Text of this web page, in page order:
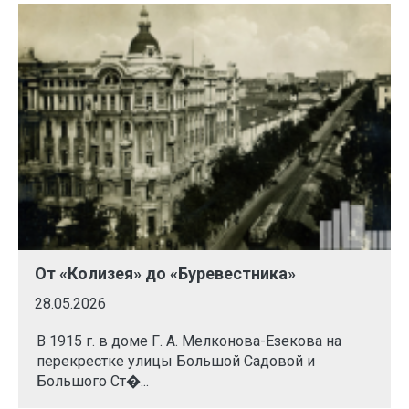
От «Колизея» до «Буревестника»
28.05.2026
В 1915 г. в доме Г. А. Мелконова-Езекова на
перекрестке улицы Большой Садовой и
Большого Ст�...